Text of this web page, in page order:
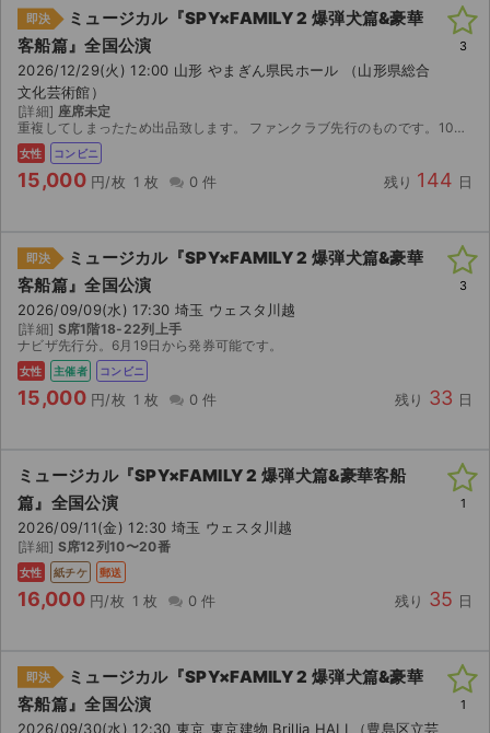
即決
ミュージカル『SPY×FAMILY 2 爆弾犬篇&豪華
客船篇』全国公演
2026/12/29(火) 12:00 山形 やまぎん県民ホール （山形県総合
文化芸術館）
[詳細] 座席未定
重複してしまったため出品致します。 ファンクラブ先行のものです。10月中旬に発券可能となる予定ですので、その際に番号等お伝えします。
女性 コンビニ
15,000 円/枚 1 枚 0 件 残り 144 日
3
即決
ミュージカル『SPY×FAMILY 2 爆弾犬篇&豪華
客船篇』全国公演
2026/09/09(水) 17:30 埼玉 ウェスタ川越
[詳細] S席1階18-22列上手
ナビザ先行分。6月19日から発券可能です。
女性 主催者 コンビニ
15,000 円/枚 1 枚 0 件 残り 33 日
3
ミュージカル『SPY×FAMILY 2 爆弾犬篇&豪華客船
篇』全国公演
2026/09/11(金) 12:30 埼玉 ウェスタ川越
[詳細] S席12列10〜20番
女性 紙チケ 郵送
16,000 円/枚 1 枚 0 件 残り 35 日
1
即決
ミュージカル『SPY×FAMILY 2 爆弾犬篇&豪華
客船篇』全国公演
2026/09/30(水) 12:30 東京 東京建物 Brillia HALL（豊島区立芸
1